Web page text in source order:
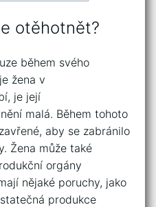
otěhotnět?
během svého
žena v
je její
malá. Během tohoto
aby se zabránilo
Žena může také
orgány
nějaké poruchy, jako
produkce